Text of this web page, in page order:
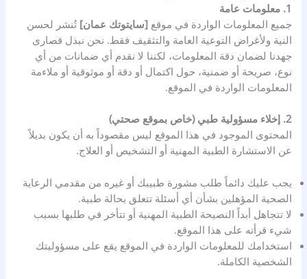
1. معلومات عامة
جميع المعلومات الواردة في موقع[سايتوتك عمان] تُنشر لحسن
النية ولأغراض التوعية العامة والتثقيف فقط. نحن نبذل قصارى
جهدنا لضمان دقة المعلومات، لكننا لا نقدم أي ضمانات من أي
نوع، صريحة أو ضمنية، حول اكتمال أو دقة أو موثوقية أو ملاءمة
المعلومات الواردة في الموقع.
2. إخلاء مسؤولية طبي (خاص بموقع صحتي)
المحتوى الموجود في هذا الموقع ليس مقصوداً به أن يكون بديلاً
عن الاستشارة الطبية المهنية أو التشخيص أو العلاج.
يجب عليك دائماً طلب مشورة طبيبك أو غيره من مقدمي الرعاية
الصحية المؤهلين بشأن أي أسئلة تتعلق بحالة طبية.
لا تتجاهل أبداً النصيحة الطبية المهنية أو تتأخر في طلبها بسبب
شيء قرأته على هذا الموقع.
استخدامك للمعلومات الواردة في الموقع يقع على مسؤوليتك
الشخصية الكاملة.